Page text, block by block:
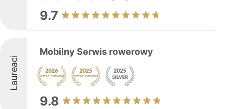
9.7
Laureaci
Mobilny Serwis rowerowy
9.8